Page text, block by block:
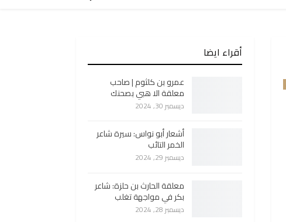
أقراء ايضا
عمرو بن كلثوم | صاحب
معلقة الا هبي بصحنك
ديسمبر 30, 2024
أشعار أبو نواس: سيرة شاعر
الخمر التائب
ديسمبر 29, 2024
معلقة الحارث بن حلزة: شاعر
بكر في مواجهة تغلب
ديسمبر 28, 2024